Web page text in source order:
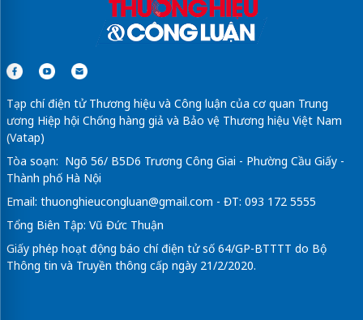
Tạp chí điện tử Thương hiệu và Công luận của cơ quan Trung
ương Hiệp hội Chống hàng giả và Bảo vệ Thương hiệu Việt Nam
(Vatap)
Tòa soạn: Ngõ 56/ B5D6 Trương Công Giai - Phường Cầu Giấy -
Thành phố Hà Nội
Email: thuonghieucongluan@gmail.com - ĐT: 093 172 5555
Tổng Biên Tập: Vũ Đức Thuận
Giấy phép hoạt động báo chí điện tử số 64/GP-BTTTT do Bộ
Thông tin và Truyền thông cấp ngày 21/2/2020.